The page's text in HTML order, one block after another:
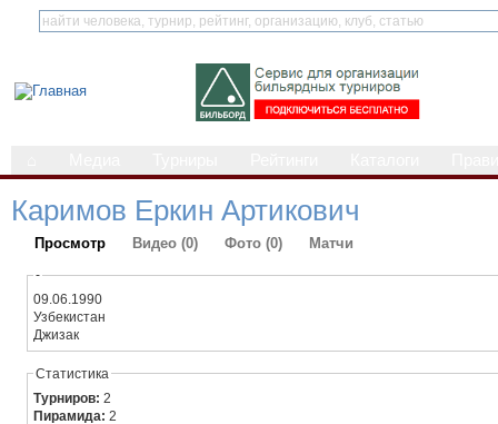
Каримов Еркин Артикович
Просмотр Видео (0) Фото (0) Матчи
-
09.06.1990
Узбекистан
Джизак
Статистика
Турниров:2
Пирамида:2